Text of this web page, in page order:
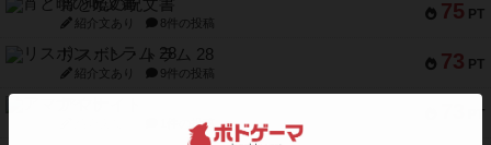
75 PT
宵と暁の呪文書
紹介文あり 8件の投稿
73 PT
リスボン・トラム 28
紹介文あり 9件の投稿
PT
1件の投稿